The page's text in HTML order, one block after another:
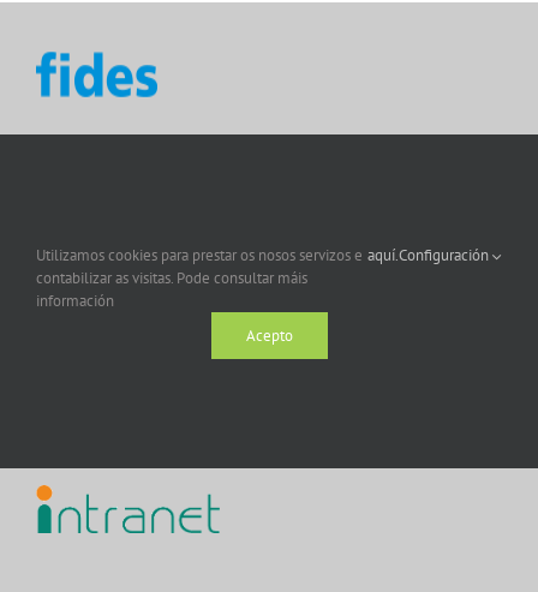
Utilizamos cookies para prestar os nosos servizos e
contabilizar as visitas. Pode consultar máis
información
aquí.Configuración
Acepto